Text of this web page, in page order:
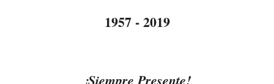
1957 - 2019
¡Siempre Presente!